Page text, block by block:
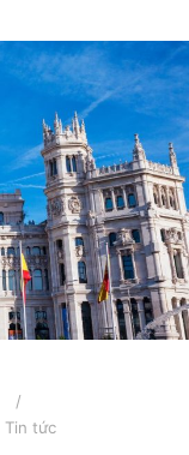
Tin tức